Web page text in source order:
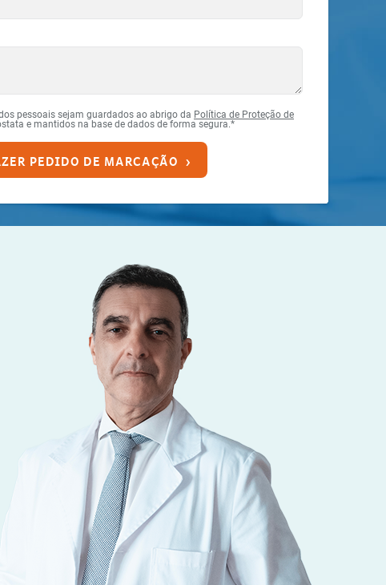
pessoais sejam guardados ao abrigo da Política de Proteção de
e mantidos na base de dados de forma segura.*
PEDIDO DE MARCAÇÃO ›